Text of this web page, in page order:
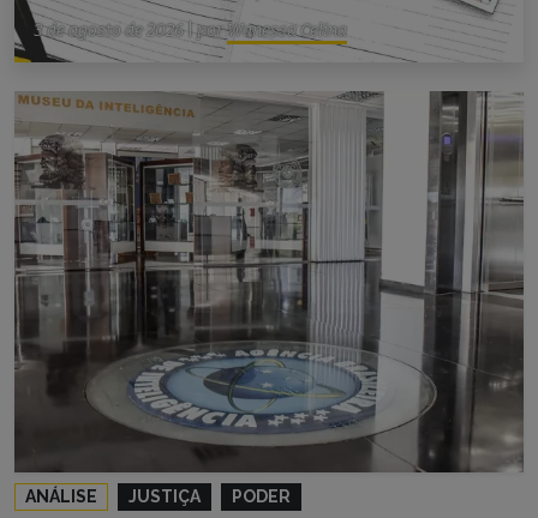
3 de agosto de 2026 porWanessa Celina
ANÁLISE JUSTIÇA PODER